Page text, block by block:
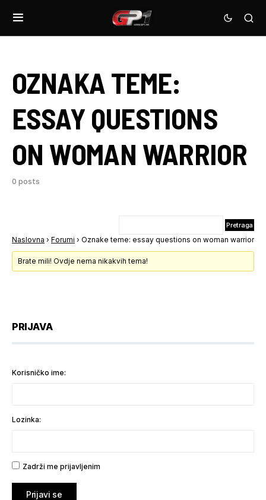
OZNAKA TEME:
ESSAY QUESTIONS
ON WOMAN WARRIOR
0 posts
Naslovna › Forumi › Oznake teme: essay questions on woman warrior
Brate mili! Ovdje nema nikakvih tema!
PRIJAVA
Korisničko ime:
Lozinka:
Zadrži me prijavljenim
Prijavi se